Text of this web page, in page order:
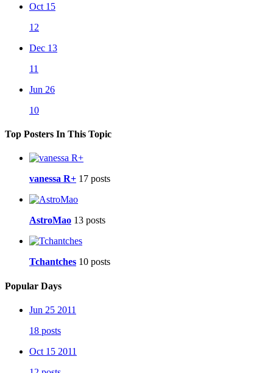
Oct 15
12
Dec 13
11
Jun 26
10
Top Posters In This Topic
vanessa R+ 17 posts
AstroMao 13 posts
Tchantches 10 posts
Popular Days
Jun 25 2011
18 posts
Oct 15 2011